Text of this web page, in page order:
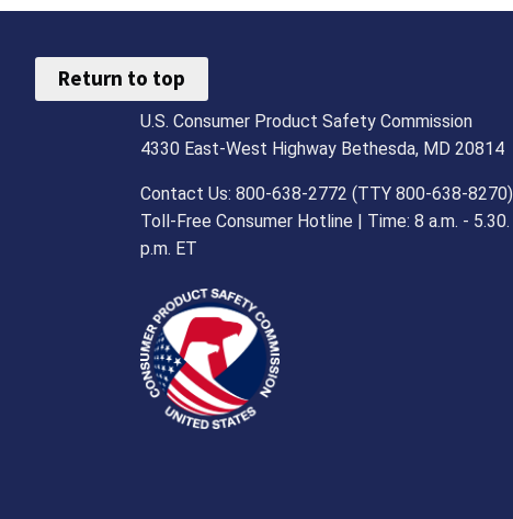
Return to top
U.S. Consumer Product Safety Commission
4330 East-West Highway Bethesda, MD 20814
Contact Us: 800-638-2772 (TTY 800-638-8270)
Toll-Free Consumer Hotline | Time: 8 a.m. - 5.30.
p.m. ET